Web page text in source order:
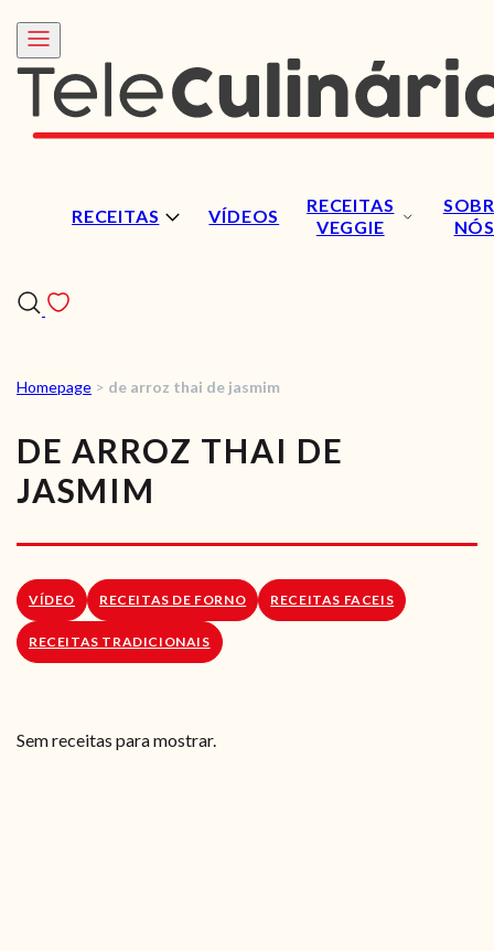
RECEITAS VÍDEOS
RECEITAS
VEGGIE
NÓS
RECEITAS
VÍDEOS
LOJA ONLINE
Homepage > de arroz thai de jasmim
DE ARROZ THAI DE
JASMIM
VÍDEO RECEITAS DE FORNO RECEITAS FACEIS
RECEITAS TRADICIONAIS
Sem receitas para mostrar.